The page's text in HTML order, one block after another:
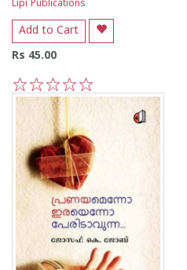
Lipi Publications
Add to Cart
Rs 45.00
5
4
3
2
1